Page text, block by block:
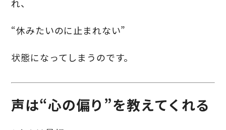
れ、
“休みたいのに止まれない”
状態になってしまうのです。
声は“心の偏り”を教えてくれる